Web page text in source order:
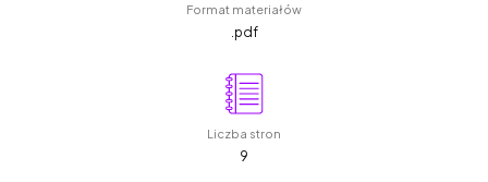
Format materiałów
.pdf
Liczba stron
9